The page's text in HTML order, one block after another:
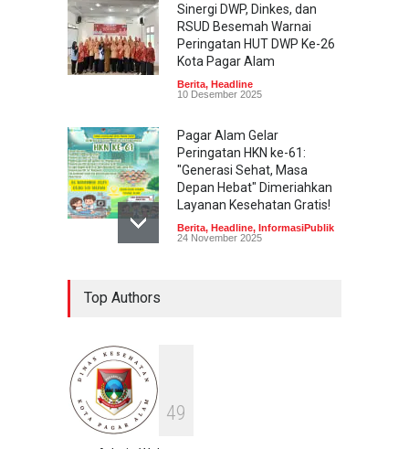
Sinergi DWP, Dinkes, dan
RSUD Besemah Warnai
Peringatan HUT DWP Ke-26
Kota Pagar Alam
Berita, Headline
10 Desember 2025
Pagar Alam Gelar
Peringatan HKN ke-61:
"Generasi Sehat, Masa
Depan Hebat" Dimeriahkan
Layanan Kesehatan Gratis!
Berita, Headline, InformasiPublik
24 November 2025
Top Authors
49